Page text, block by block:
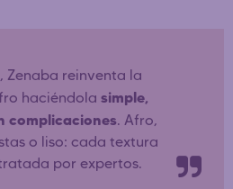
Zenaba reinventa la
haciéndola simple,
complicaciones. Afro,
o liso: cada textura
por expertos.